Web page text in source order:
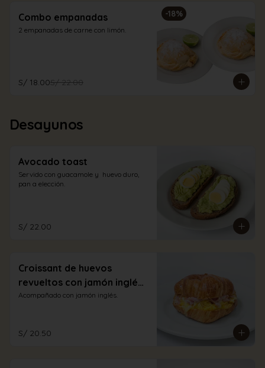
-18%
Combo empanadas
2 empanadas de carne con limón.
S/ 18.00S/ 22.00
Desayunos
Avocado toast
Servido con guacamole y  huevo duro,
pan a elección.
S/ 22.00
Croissant de huevos
revueltos con jamón inglés
y queso
Acompañado con jamón inglés.
S/ 20.50